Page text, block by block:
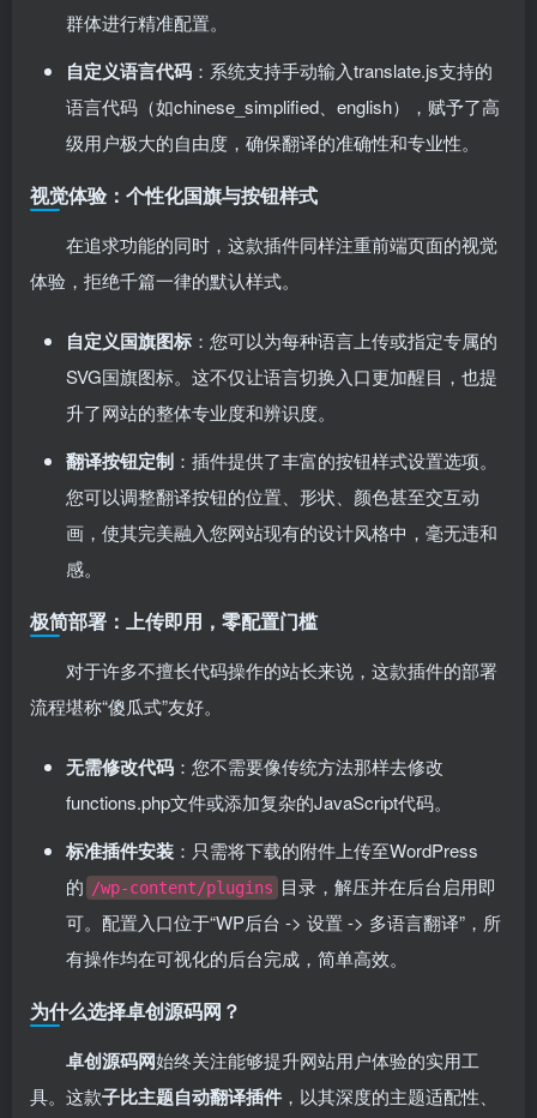
群体进行精准配置。
自定义语言代码 ：系统支持手动输入translate.js支持的
语言代码（如chinese_simplified、english），赋予了高
级用户极大的自由度，确保翻译的准确性和专业性。
视觉体验：个性化国旗与按钮样式
在追求功能的同时，这款插件同样注重前端页面的视觉
体验，拒绝千篇一律的默认样式。
自定义国旗图标 ：您可以为每种语言上传或指定专属的
SVG国旗图标。这不仅让语言切换入口更加醒目，也提
升了网站的整体专业度和辨识度。
翻译按钮定制 ：插件提供了丰富的按钮样式设置选项。
您可以调整翻译按钮的位置、形状、颜色甚至交互动
画，使其完美融入您网站现有的设计风格中，毫无违和
感。
极简部署：上传即用，零配置门槛
对于许多不擅长代码操作的站长来说，这款插件的部署
流程堪称“傻瓜式”友好。
无需修改代码 ：您不需要像传统方法那样去修改
functions.php文件或添加复杂的JavaScript代码。
标准插件安装 ：只需将下载的附件上传至WordPress
的 /wp-content/plugins 目录，解压并在后台启用即
可。配置入口位于“WP后台 -> 设置 -> 多语言翻译”，所
有操作均在可视化的后台完成，简单高效。
为什么选择卓创源码网？
卓创源码网始终关注能够提升网站用户体验的实用工
具。这款子比主题自动翻译插件 ，以其深度的主题适配性、